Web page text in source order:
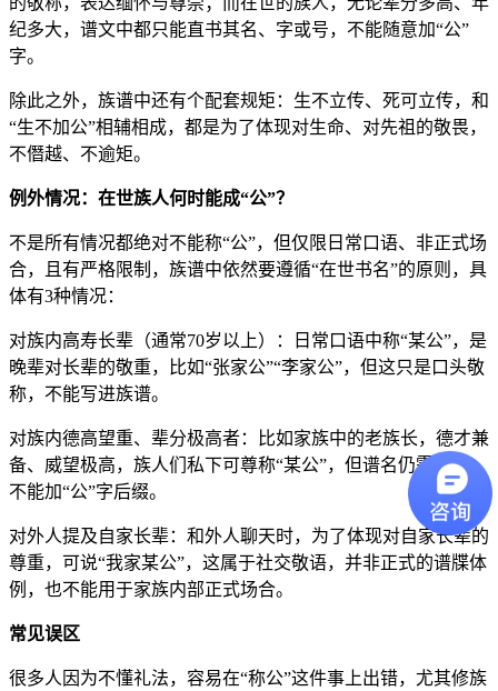
纪多大，谱文中都只能直书其名、字或号，不能随意加“公”
字。
除此之外，族谱中还有个配套规矩：生不立传、死可立传，和
“生不加公”相辅相成，都是为了体现对生命、对先祖的敬畏，
不僭越、不逾矩。
例外情况：在世族人何时能成“公”？
不是所有情况都绝对不能称“公”，但仅限日常口语、非正式场
合，且有严格限制，族谱中依然要遵循“在世书名”的原则，具
体有3种情况：
对族内高寿长辈（通常70岁以上）：日常口语中称“某公”，是
晚辈对长辈的敬重，比如“张家公”“李家公”，但这只是口头敬
称，不能写进族谱。
对族内德高望重、辈分极高者：比如家族中的老族长，德才兼
备、威望极高，族人们私下可尊称“某公”，但谱名仍需直书，
不能加“公”字后缀。
对外人提及自家长辈：和外人聊天时，为了体现对自家长辈的
尊重，可说“我家某公”，这属于社交敬语，并非正式的谱牒体
例，也不能用于家族内部正式场合。
常见误区
很多人因为不懂礼法，容易在“称公”这件事上出错，尤其修族